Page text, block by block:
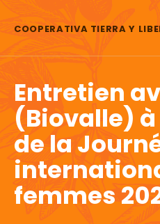
COOPERATIVA TIERRA Y
Entretien
(Biovalle)
de la
femmes